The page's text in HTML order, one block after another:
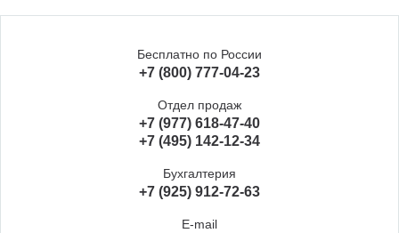
Бесплатно по России
+7 (800) 777-04-23
Отдел продаж
+7 (977) 618-47-40
+7 (495) 142-12-34
Бухгалтерия
+7 (925) 912-72-63
E-mail